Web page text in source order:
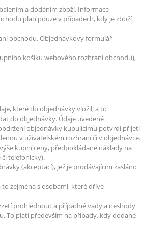
a dodáním zboží. Informace
platí pouze v případech, kdy je zboží
obchodu. Objednávkový formulář
košíku webového rozhraní obchodu),
které do objednávky vložil, a to
do objednávky. Údaje uvedené
objednávky kupujícímu potvrdí přijetí
v uživatelském rozhraní či v objednávce.
kupní ceny, předpokládané náklady na
telefonicky).
(akceptací), jež je prodávajícím zasláno
zejména s osobami, které dříve
prohlédnout a případné vady a neshody
To platí především na případy, kdy dodané